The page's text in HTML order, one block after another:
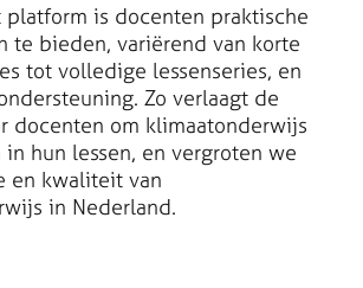
platform is docenten praktische
te bieden, variërend van korte
tot volledige lessenseries, en
Zo verlaagt de
docenten om klimaatonderwijs
hun lessen, en vergroten we
en kwaliteit van
in Nederland.